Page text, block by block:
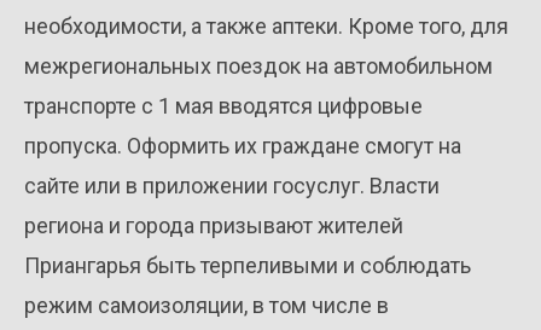
необходимости, а также аптеки. Кроме того, для
межрегиональных поездок на автомобильном
транспорте с 1 мая вводятся цифровые
пропуска. Оформить их граждане смогут на
сайте или в приложении госуслуг. Власти
региона и города призывают жителей
Приангарья быть терпеливыми и соблюдать
режим самоизоляции, в том числе в